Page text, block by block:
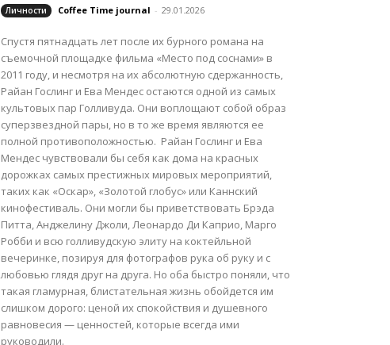
Личности Coffee Time journal - 29.01.2026
Спустя пятнадцать лет после их бурного романа на
съемочной площадке фильма «Место под соснами» в
2011 году, и несмотря на их абсолютную сдержанность,
Райан Гослинг и Ева Мендес остаются одной из самых
культовых пар Голливуда. Они воплощают собой образ
суперзвездной пары, но в то же время являются ее
полной противоположностью. Райан Гослинг и Ева
Мендес чувствовали бы себя как дома на красных
дорожках самых престижных мировых мероприятий,
таких как «Оскар», «Золотой глобус» или Каннский
кинофестиваль. Они могли бы приветствовать Брэда
Питта, Анджелину Джоли, Леонардо Ди Каприо, Марго
Робби и всю голливудскую элиту на коктейльной
вечеринке, позируя для фотографов рука об руку и с
любовью глядя друг на друга. Но оба быстро поняли, что
такая гламурная, блистательная жизнь обойдется им
слишком дорого: ценой их спокойствия и душевного
равновесия — ценностей, которые всегда ими
руководили.